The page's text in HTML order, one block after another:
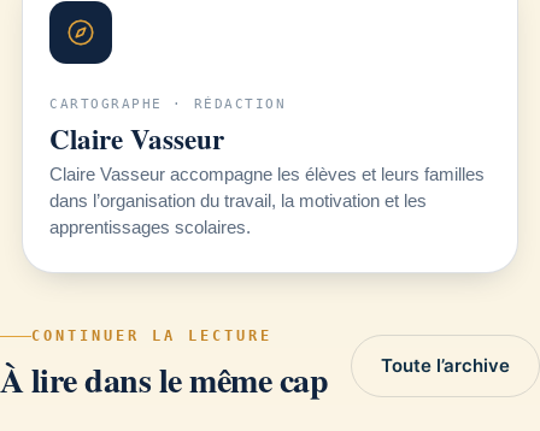
CARTOGRAPHE · RÉDACTION
Claire Vasseur
Claire Vasseur accompagne les élèves et leurs familles
dans l’organisation du travail, la motivation et les
apprentissages scolaires.
CONTINUER LA LECTURE
À lire dans le même cap Toute l’archive